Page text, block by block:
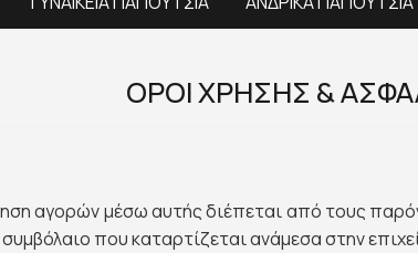
ΟΡΟΙ ΧΡΗΣΗΣ &
αγορών μέσω αυτής διέπεται από τους
που καταρτίζεται ανάμεσα στην